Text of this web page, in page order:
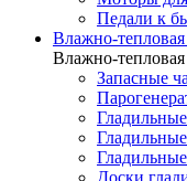
Педали к
Влажно-
Влажно-
Запасные
Доски